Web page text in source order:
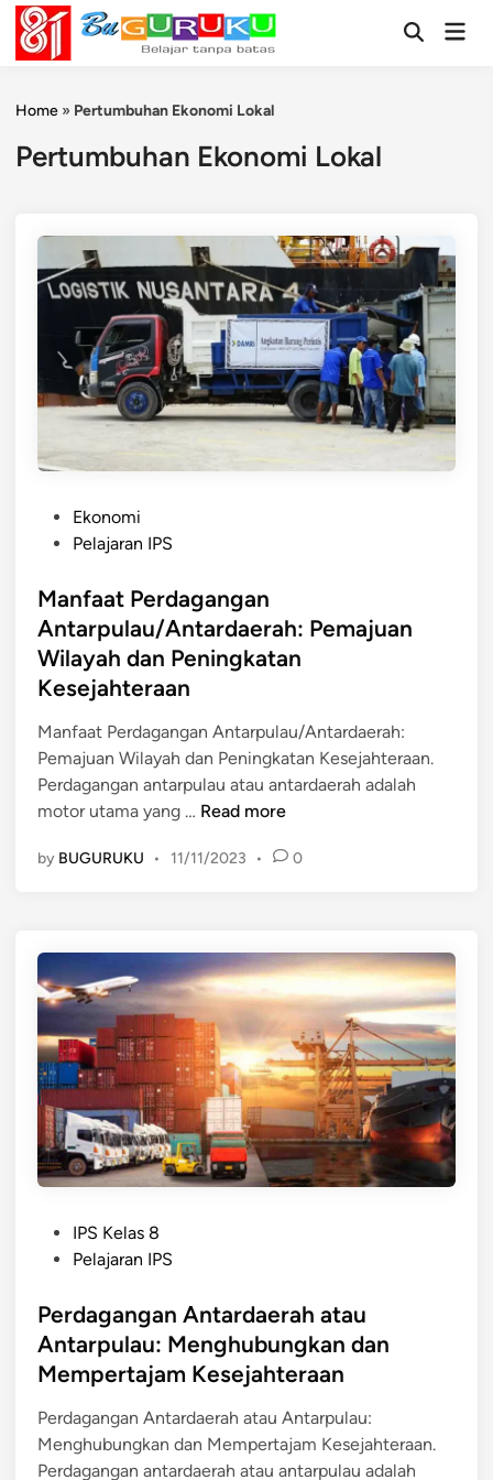
Skip
content
OpenMain
Home » Pertumbuhan Ekonomi Lokal
Pertumbuhan Ekonomi Lokal
t
e
d
n
Ekonomi
Pelajaran IPS
Manfaat Perdagangan
Antarpulau/Antardaerah: Pemajuan
Wilayah dan Peningkatan
Kesejahteraan
Manfaat Perdagangan Antarpulau/Antardaerah:
Pemajuan Wilayah dan Peningkatan Kesejahteraan.
Perdagangan antarpulau atau antardaerah adalah
motor utama yang … M
n
t
P
e
r
d
a
g
a
n
n
t
a
p
u
l
Read more
by BUGURUKU • 11/11/2023 • 0
t
e
d
n
IPS Kelas 8
Pelajaran IPS
Perdagangan Antardaerah atau
Antarpulau: Menghubungkan dan
Mempertajam Kesejahteraan
Perdagangan Antardaerah atau Antarpulau:
Menghubungkan dan Mempertajam Kesejahteraan.
Perdagangan antardaerah atau antarpulau adalah